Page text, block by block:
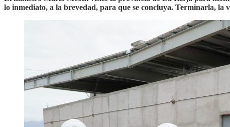
lo inmediato, a la brevedad, para que se concluya. Terminarla, la